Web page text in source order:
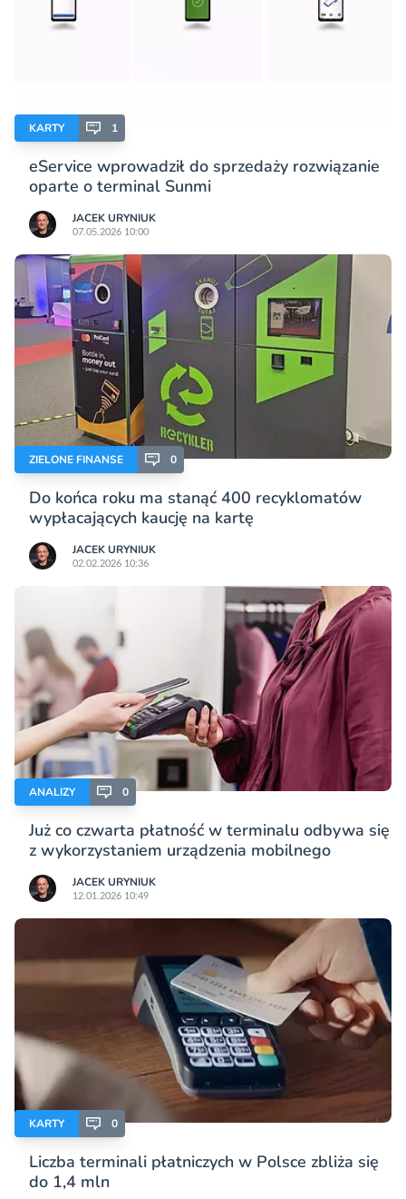
KARTY 1
eService wprowadził do sprzedaży rozwiązanie
oparte o terminal Sunmi
JACEK URYNIUK
07.05.2026 10:00
ZIELONE FINANSE 0
Do końca roku ma stanąć 400 recyklomatów
wypłacających kaucję na kartę
JACEK URYNIUK
02.02.2026 10:36
ANALIZY 0
Już co czwarta płatność w terminalu odbywa się
z wykorzystaniem urządzenia mobilnego
JACEK URYNIUK
12.01.2026 10:49
KARTY 0
Liczba terminali płatniczych w Polsce zbliża się
do 1,4 mln